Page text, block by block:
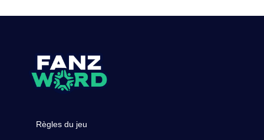
Règles du jeu